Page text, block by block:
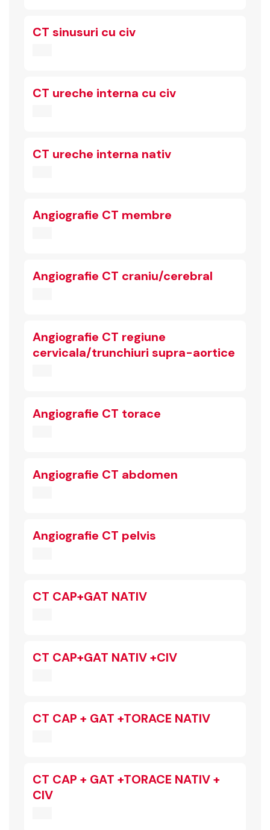
CT sinusuri cu civ
CT ureche interna cu civ
CT ureche interna nativ
Angiografie CT membre
Angiografie CT craniu/cerebral
Angiografie CT regiune
cervicala/trunchiuri supra-aortice
Angiografie CT torace
Angiografie CT abdomen
Angiografie CT pelvis
CT CAP+GAT NATIV
CT CAP+GAT NATIV +CIV
CT CAP + GAT +TORACE NATIV
CT CAP + GAT +TORACE NATIV +
CIV